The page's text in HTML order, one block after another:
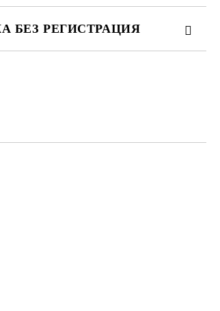
БЕЗ РЕГИСТРАЦИЯ